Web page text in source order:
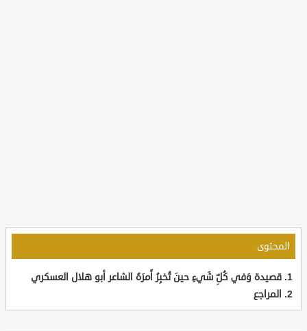
المحتوى
قصيدة وَفي كُلِّ شَيءٍ حينَ تُخبِرُ أَمرَهُ الشاعر أبو هلال العسكري
المراجع